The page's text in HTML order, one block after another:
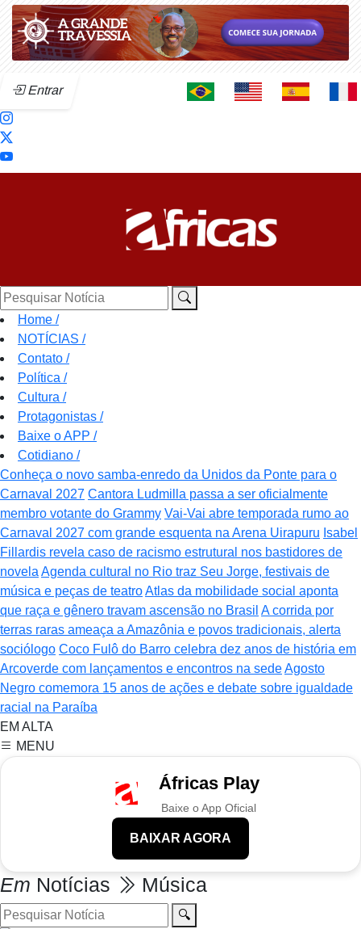
Entrar
Pesquisar Notícia
Home /
NOTÍCIAS /
Contato /
Política /
Cultura /
Protagonistas /
Baixe o APP /
Cotidiano /
Conheça o novo samba-enredo da Unidos da Ponte para o
Carnaval 2027 Cantora Ludmilla passa a ser oficialmente
membro votante do Grammy Vai-Vai abre temporada rumo ao
Carnaval 2027 com grande esquenta na Arena Uirapuru Isabel
Fillardis revela caso de racismo estrutural nos bastidores de
novelaAgenda cultural no Rio traz Seu Jorge, festivais de
música e peças de teatroAtlas da mobilidade social aponta
que raça e gênero travam ascensão no Brasil A corrida por
terras raras ameaça a Amazônia e povos tradicionais, alerta
sociólogo Coco Fulô do Barro celebra dez anos de história em
Arcoverde com lançamentos e encontros na sedeAgosto
Negro comemora 15 anos de ações e debate sobre igualdade
racial na Paraíba
EM ALTA
MENU
Áfricas Play
Baixe o App Oficial
BAIXAR AGORA
Em Notícias Música
🔍